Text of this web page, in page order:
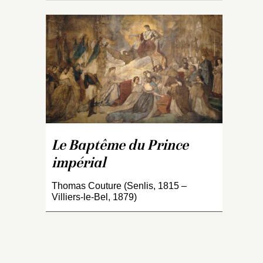
Le Baptême du Prince
impérial
Thomas Couture (Senlis, 1815 –
Villiers-le-Bel, 1879)